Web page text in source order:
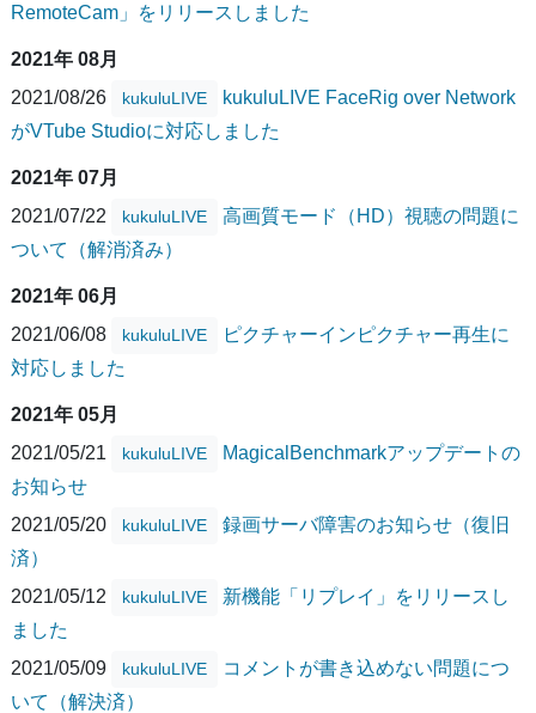
RemoteCam」をリリースしました
2021年 08月
2021/08/26
kukuluLIVE
kukuluLIVE FaceRig over Network
がVTube Studioに対応しました
2021年 07月
2021/07/22
kukuluLIVE
高画質モード（HD）視聴の問題に
ついて（解消済み）
2021年 06月
2021/06/08
kukuluLIVE
ピクチャーインピクチャー再生に
対応しました
2021年 05月
2021/05/21
kukuluLIVE
MagicalBenchmarkアップデートの
お知らせ
2021/05/20
kukuluLIVE
録画サーバ障害のお知らせ（復旧
済）
2021/05/12
kukuluLIVE
新機能「リプレイ」をリリースし
ました
2021/05/09
kukuluLIVE
コメントが書き込めない問題につ
いて（解決済）